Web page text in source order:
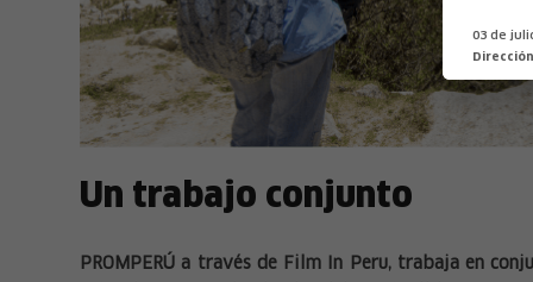
03 de
Un trabajo conjunto
PROMPERÚ a través de Film In Peru, trabaja en